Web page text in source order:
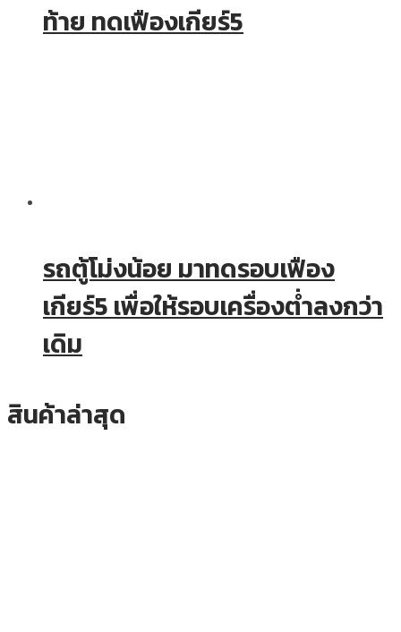
ท้าย ทดเฟืองเกียร์5
รถตู้โม่งน้อย มาทดรอบเฟือง
เกียร์5 เพื่อให้รอบเครื่องต่ำลงกว่า
เดิม
สินค้าล่าสุด